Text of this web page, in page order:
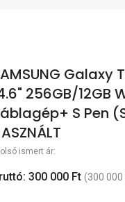
Galaxy
256GB/12GB
S Pen
ismert ár:
300 000 Ft (300 000